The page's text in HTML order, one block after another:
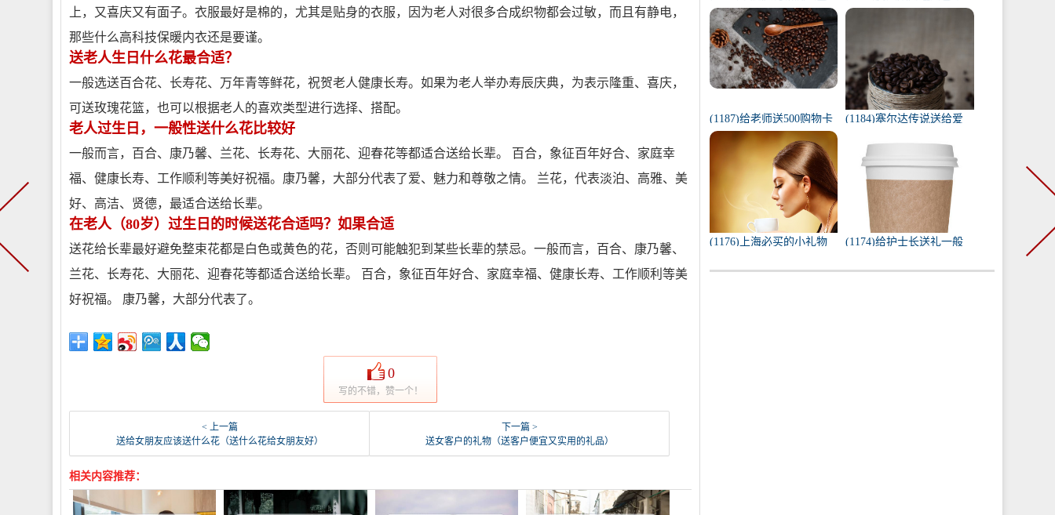
上，又喜庆又有面子。衣服最好是棉的，尤其是贴身的衣服，因为老人对很多合成织物都会过敏，而且有静电，
那些什么高科技保暖内衣还是要谨。
送老人生日什么花最合适？
一般选送百合花、长寿花、万年青等鲜花，祝贺老人健康长寿。如果为老人举办寿辰庆典，为表示隆重、喜庆，
可送玫瑰花篮，也可以根据老人的喜欢类型进行选择、搭配。
老人过生日，一般性送什么花比较好
一般而言，百合、康乃馨、兰花、长寿花、大丽花、迎春花等都适合送给长辈。 百合，象征百年好合、家庭幸
福、健康长寿、工作顺利等美好祝福。康乃馨，大部分代表了爱、魅力和尊敬之情。 兰花，代表淡泊、高雅、美
好、高洁、贤德，最适合送给长辈。
在老人（80岁）过生日的时候送花合适吗？如果合适
送花给长辈最好避免整束花都是白色或黄色的花，否则可能触犯到某些长辈的禁忌。一般而言，百合、康乃馨、
兰花、长寿花、大丽花、迎春花等都适合送给长辈。 百合，象征百年好合、家庭幸福、健康长寿、工作顺利等美
好祝福。 康乃馨，大部分代表了。
0
写的不错，赞一个！
< 上一篇
送给女朋友应该送什么花（送什么花给女朋友好）
下一篇 >
送女客户的礼物（送客户便宜又实用的礼品）
相关内容推荐：
复（下属给我送礼我该如
何回复）
代表什么（1一31日月经代
(1187)给老师送500购物卡
少吗（给老师送500还是
1000）
(1184)塞尔达传说送给爱
任务100只蚱蜢）
(1176)上海必买的小礼物
(1174)给护士长送礼一般
实用的东西）